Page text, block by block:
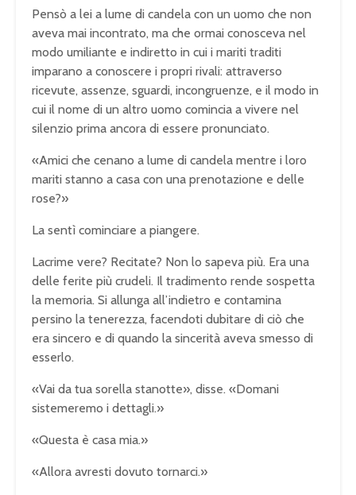
Pensò a lei a lume di candela con un uomo che non
aveva mai incontrato, ma che ormai conosceva nel
modo umiliante e indiretto in cui i mariti traditi
imparano a conoscere i propri rivali: attraverso
ricevute, assenze, sguardi, incongruenze, e il modo in
cui il nome di un altro uomo comincia a vivere nel
silenzio prima ancora di essere pronunciato.
«Amici che cenano a lume di candela mentre i loro
mariti stanno a casa con una prenotazione e delle
rose?»
La sentì cominciare a piangere.
Lacrime vere? Recitate? Non lo sapeva più. Era una
delle ferite più crudeli. Il tradimento rende sospetta
la memoria. Si allunga all’indietro e contamina
persino la tenerezza, facendoti dubitare di ciò che
era sincero e di quando la sincerità aveva smesso di
esserlo.
«Vai da tua sorella stanotte», disse. «Domani
sistemeremo i dettagli.»
«Questa è casa mia.»
«Allora avresti dovuto tornarci.»